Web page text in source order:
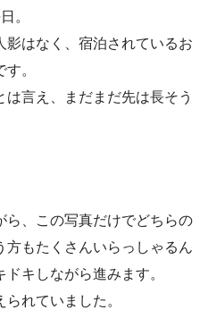
。
影はなく、宿泊されているお
。
言え、まだまだ先は長そう
ら、この写真だけでどちらの
方もたくさんいらっしゃるん
キしながら進みます。
れていました。